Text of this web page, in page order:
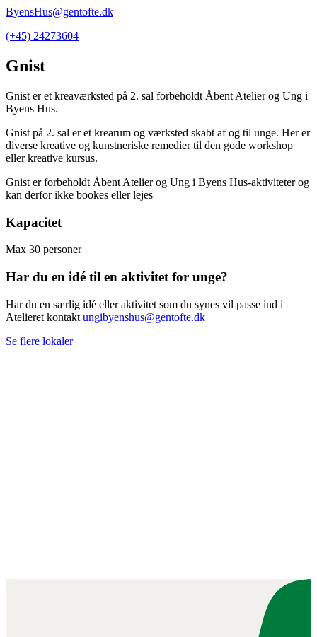
ByensHus@gentofte.dk
(+45) 24273604
Gnist
Gnist er et kreaværksted på 2. sal forbeholdt Åbent Atelier og Ung i
Byens Hus.
Gnist på 2. sal er et krearum og værksted skabt af og til unge. Her er
diverse kreative og kunstneriske remedier til den gode workshop
eller kreative kursus.
Gnist er forbeholdt Åbent Atelier og Ung i Byens Hus-aktiviteter og
kan derfor ikke bookes eller lejes
Kapacitet
Max 30 personer
Har du en idé til en aktivitet for unge?
Har du en særlig idé eller aktivitet som du synes vil passe ind i
Atelieret kontakt ungibyenshus@gentofte.dk
Se flere lokaler